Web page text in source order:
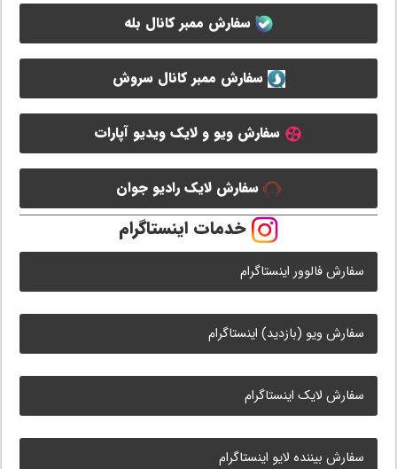
سفارش ممبر کانال بله
سفارش ممبر کانال سروش
سفارش ویو و لایک ویدیو آپارات
سفارش لایک رادیو جوان
خدمات اینستاگرام
سفارش فالوور اینستاگرام
سفارش ویو (بازدید) اینستاگرام
سفارش لایک اینستاگرام
سفارش بیننده لایو اینستاگرام